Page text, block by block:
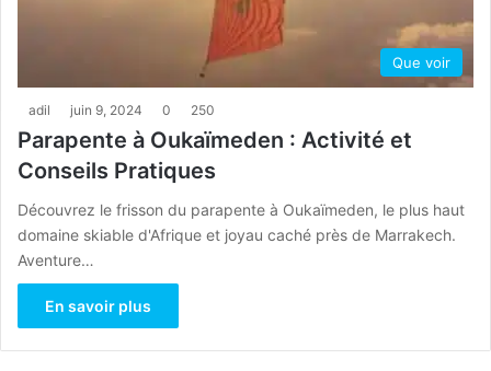
Que voir
adil juin 9, 2024 0 250
Parapente à Oukaïmeden : Activité et
Conseils Pratiques
Découvrez le frisson du parapente à Oukaïmeden, le plus haut
domaine skiable d'Afrique et joyau caché près de Marrakech.
Aventure…
En savoir plus